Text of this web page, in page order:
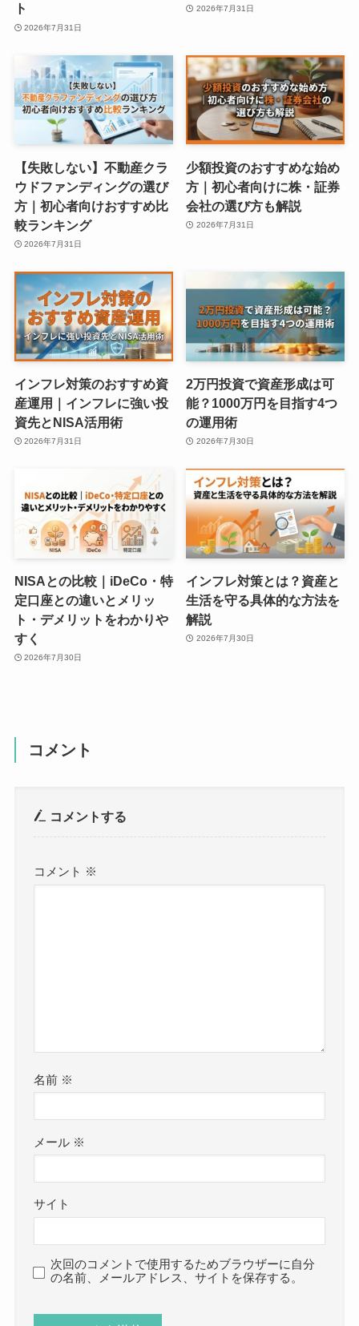
ト
2026年7月31日
2026年7月31日
【失敗しない】不動産クラ
ウドファンディングの選び
方｜初心者向けおすすめ比
較ランキング
2026年7月31日
少額投資のおすすめな始め
方｜初心者向けに株・証券
会社の選び方も解説
2026年7月31日
インフレ対策のおすすめ資
産運用｜インフレに強い投
資先とNISA活用術
2026年7月31日
2万円投資で資産形成は可
能？1000万円を目指す4つ
の運用術
2026年7月30日
NISAとの比較｜iDeCo・特
定口座との違いとメリッ
ト・デメリットをわかりや
すく
2026年7月30日
インフレ対策とは？資産と
生活を守る具体的な方法を
解説
2026年7月30日
コメント
コメントする
コメント ※
名前 ※
メール ※
サイト
次回のコメントで使用するためブラウザーに自分
の名前、メールアドレス、サイトを保存する。